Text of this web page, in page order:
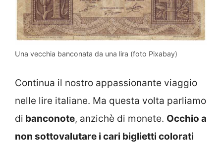
Una vecchia banconata da una lira (foto Pixabay)
Continua il nostro appassionante viaggio
nelle lire italiane. Ma questa volta parliamo
di banconote, anzichè di monete. Occhio a
non sottovalutare i cari biglietti colorati